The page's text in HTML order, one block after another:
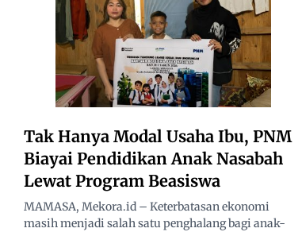
Tak Hanya Modal Usaha Ibu, PNM
Biayai Pendidikan Anak Nasabah
Lewat Program Beasiswa
MAMASA, Mekora.id – Keterbatasan ekonomi
masih menjadi salah satu penghalang bagi anak-